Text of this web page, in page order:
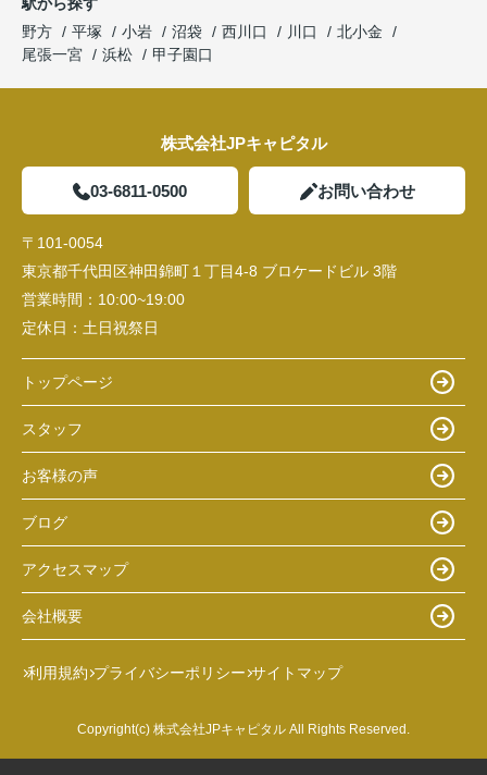
野方
平塚 小岩 沼袋 西川口 川口
北小金
尾張一宮
浜松 甲子園口
株式会社JPキャピタル
03-6811-0500 お問い合わせ
〒101-0054
東京都千代田区神田錦町１丁目4-8 ブロケードビル 3階
営業時間： 10:00~19:00
定休日： 土日祝祭日
トップページ
スタッフ
お客様の声
ブログ
アクセスマップ
会社概要
利用規約 プライバシーポリシー サイトマップ
Copyright(c) 株式会社JPキャピタル All Rights Reserved.